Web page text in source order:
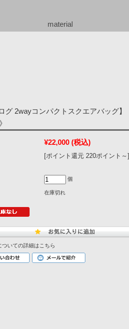
material
グ 2wayコンパクトスクエアバッグ】
¥22,000 (税込)
[ポイント還元 220ポイント～]
個
在庫切れ
ついての詳細はこちら